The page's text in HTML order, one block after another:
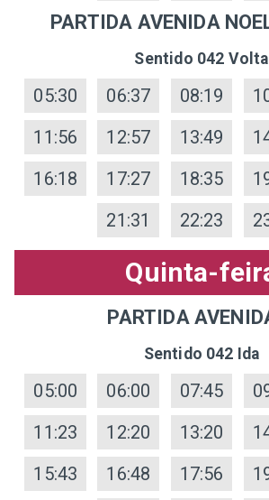
PARTIDA AVENIDA
Sentido 042 Volta
05:30 06:37 08:19
11:56
12:57 13:49
16:18
17:27 18:35
21:31
22:23
Quinta-
PARTIDA
Sentido 042 Ida
05:00 06:00 07:45
11:23
12:20 13:20
15:43
16:48 17:56